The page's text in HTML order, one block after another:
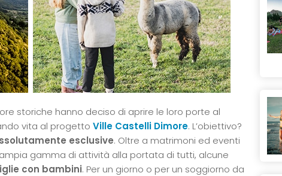
storiche hanno deciso di aprire le loro porte al
vita al progetto Ville Castelli Dimore. L’obiettivo?
esclusive. Oltre a matrimoni ed eventi
gamma di attività alla portata di tutti, alcune
con bambini. Per un giorno o per un soggiorno da